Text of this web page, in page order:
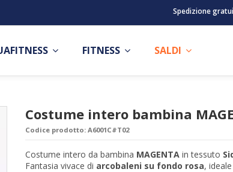
Spedizione
FITNESS SALDI
Costume intero bambina
Codice prodotto: A6001C#T02
Costume intero da bambina MAGENTA in tessuto
Fantasia vivace di arcobaleni su fondo rosa,